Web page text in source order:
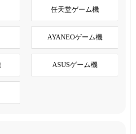
任天堂ゲーム機
AYANEOゲーム機
ASUSゲーム機